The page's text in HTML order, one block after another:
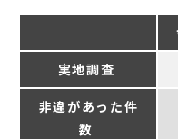
実地調査
非違があった件
数